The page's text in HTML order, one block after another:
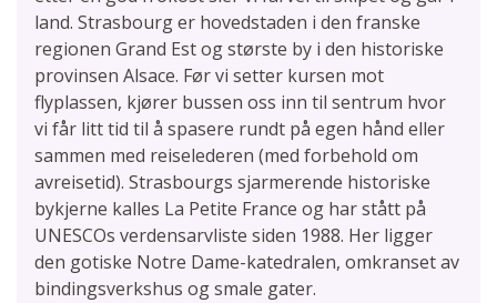
land. Strasbourg er hovedstaden i den franske
regionen Grand Est og største by i den historiske
provinsen Alsace. Før vi setter kursen mot
flyplassen, kjører bussen oss inn til sentrum hvor
vi får litt tid til å spasere rundt på egen hånd eller
sammen med reiselederen (med forbehold om
avreisetid). Strasbourgs sjarmerende historiske
bykjerne kalles La Petite France og har stått på
UNESCOs verdensarvliste siden 1988. Her ligger
den gotiske Notre Dame-katedralen, omkranset av
bindingsverkshus og smale gater.